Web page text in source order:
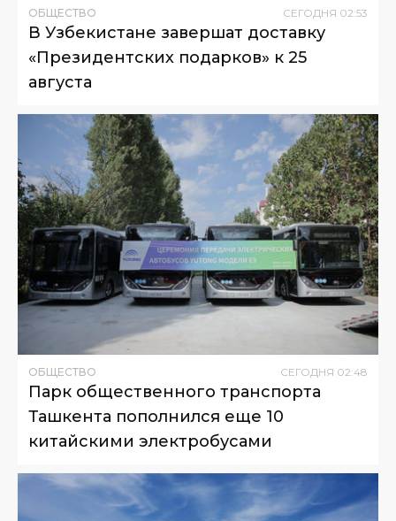
ОБЩЕСТВО СЕГОДНЯ 02:53
В Узбекистане завершат доставку
«Президентских подарков» к 25
августа
ОБЩЕСТВО СЕГОДНЯ 02:48
Парк общественного транспорта
Ташкента пополнился еще 10
китайскими электробусами